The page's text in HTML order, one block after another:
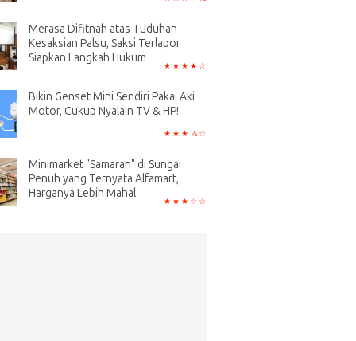
Merasa Difitnah atas Tuduhan
Kesaksian Palsu, Saksi Terlapor
Siapkan Langkah Hukum
Bikin Genset Mini Sendiri Pakai Aki
Motor, Cukup Nyalain TV & HP!
Minimarket "Samaran" di Sungai
Penuh yang Ternyata Alfamart,
Harganya Lebih Mahal